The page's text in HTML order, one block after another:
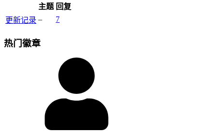
主题 回复
更新记录 – 7
热门徽章